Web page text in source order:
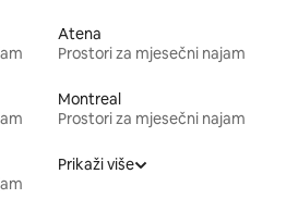
Atena
Prostori za mjesečni najam
Montreal
Prostori za mjesečni najam
Prikaži više